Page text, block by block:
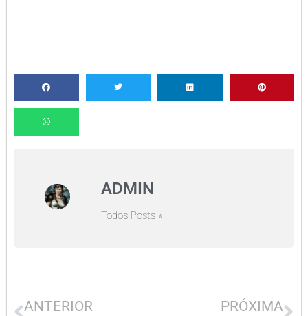
ADMIN
Todos Posts »
ANTERIOR PRÓXIMA